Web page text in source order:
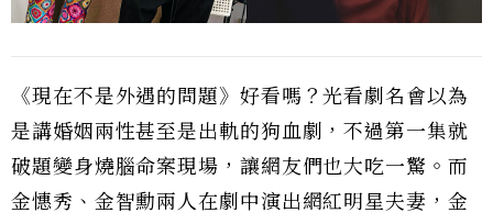
《現在不是外遇的問題》好看嗎？光看劇名會以為
是講婚姻兩性甚至是出軌的狗血劇，不過第一集就
破題變身燒腦命案現場，讓網友們也大吃一驚。而
金憓秀、金智勳兩人在劇中演出網紅明星夫妻，金